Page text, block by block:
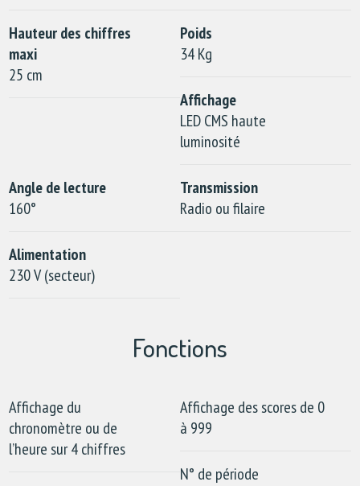
Hauteur des chiffres
maxi
25 cm
Poids
34 Kg
Affichage
LED CMS haute
luminosité
Angle de lecture
160°
Transmission
Radio ou filaire
Alimentation
230 V (secteur)
Fonctions
Affichage du
chronomètre ou de
l’heure sur 4 chiffres
Affichage des scores de 0
à 999
N° de période